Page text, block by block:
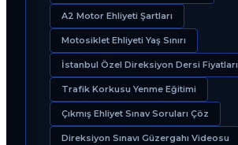
A2 Motor Ehliyeti Şartları
Motosiklet Ehliyeti Yaş Sınırı
İstanbul Özel Direksiyon Dersi Fiyatları
Trafik Korkusu Yenme Eğitimi
Çıkmış Ehliyet Sınav Soruları Çöz
Direksiyon Sınavı Güzergahı Videosu